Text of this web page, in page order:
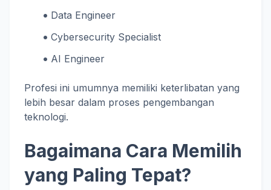
Data Engineer
Cybersecurity Specialist
AI Engineer
Profesi ini umumnya memiliki keterlibatan yang
lebih besar dalam proses pengembangan
teknologi.
Bagaimana Cara Memilih
yang Paling Tepat?